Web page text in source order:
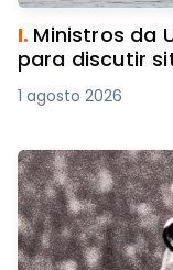
I. Ministros da
para discutir
1 agosto 2026